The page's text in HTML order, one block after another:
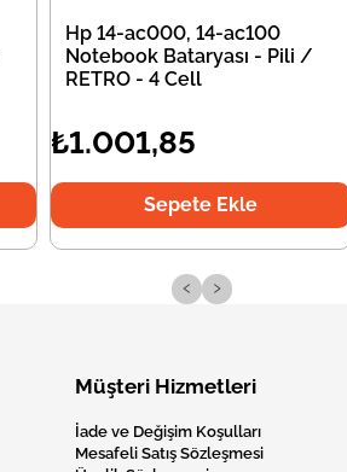
Hp 14-ac000, 14-ac100
Notebook Bataryası - Pili /
RETRO - 4 Cell
₺1.001,85
Sepete Ekle
‹ ›
Müşteri Hizmetleri
İade ve Değişim Koşulları
Mesafeli Satış Sözleşmesi